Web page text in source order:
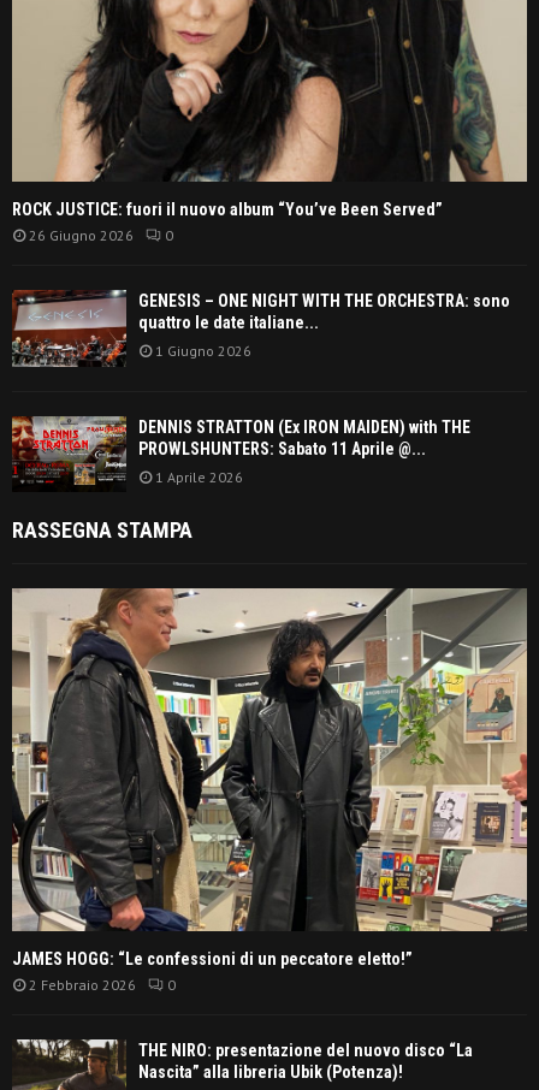
ROCK JUSTICE: fuori il nuovo album “You’ve Been Served”
26 Giugno 2026 0
GENESIS – ONE NIGHT WITH THE ORCHESTRA: sono
quattro le date italiane...
1 Giugno 2026
DENNIS STRATTON (Ex IRON MAIDEN) with THE
PROWLSHUNTERS: Sabato 11 Aprile @...
1 Aprile 2026
RASSEGNA STAMPA
JAMES HOGG: “Le confessioni di un peccatore eletto!”
2 Febbraio 2026 0
THE NIRO: presentazione del nuovo disco “La
Nascita” alla libreria Ubik (Potenza)!